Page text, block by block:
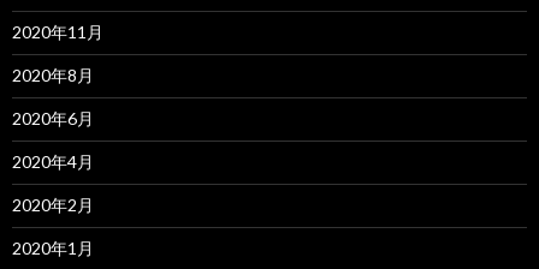
2020年11月
2020年8月
2020年6月
2020年4月
2020年2月
2020年1月